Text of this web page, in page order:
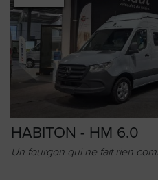
HABITON - HM 6.0
Un fourgon qui ne fait rien